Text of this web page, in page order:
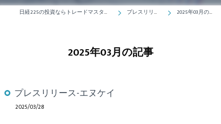
日経225の投資ならトレードマスターラボ プレスリリース 2025年03月の記事
2025年03月の記事
プレスリリース-エヌケイ
2025/03/28